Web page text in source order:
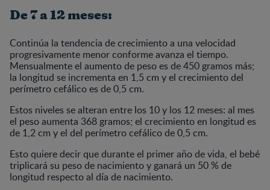
De 7 a 12 meses:
Continúa la tendencia de crecimiento a una velocidad
progresivamente menor conforme avanza el tiempo.
Mensualmente el aumento de peso es de 450 gramos más;
la longitud se incrementa en 1,5 cm y el crecimiento del
perímetro cefálico es de 0,5 cm.
Estos niveles se alteran entre los 10 y los 12 meses: al mes
el peso aumenta 368 gramos; el crecimiento en longitud es
de 1,2 cm y el del perímetro cefálico de 0,5 cm.
Esto quiere decir que durante el primer año de vida, el bebé
triplicará su peso de nacimiento y ganará un 50 % de
longitud respecto al día de nacimiento.